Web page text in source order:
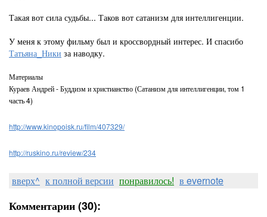
Такая вот сила судьбы... Таков вот сатанизм для интеллигенции.
У меня к этому фильму был и кроссвордный интерес. И спасибо
Татьяна_Ники за наводку.
Материалы
Кураев Андрей - Буддизм и христианство (Сатанизм для интеллигенции, том 1
часть 4)
http://www.kinopoisk.ru/film/407329/
http://ruskino.ru/review/234
вверх^ к полной версии понравилось! в evernote
Комментарии (30):